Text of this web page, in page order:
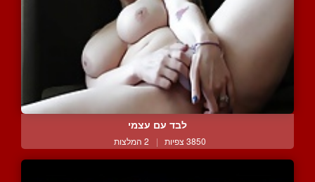
לבד עם עצמי
3850 צפיות | 2 המלצות